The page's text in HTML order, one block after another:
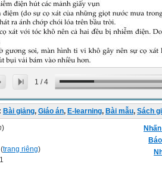
1 /4
Bài giảng, Giáo án, E-learning, Bài mẫu, Sách
)
(trang riêng)